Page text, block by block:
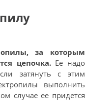
за которым
цепочка.Ее надо
затянуть с этим
выполнить
случае ее придется